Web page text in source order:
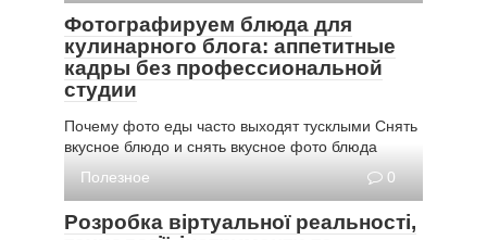
Фотографируем блюда для
кулинарного блога: аппетитные
кадры без профессиональной
студии
Почему фото еды часто выходят тусклыми Снять
вкусное блюдо и снять вкусное фото блюда
Полезное
0
Розробка віртуальної реальності,